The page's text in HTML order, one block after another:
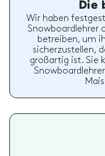
Die
Wir haben
Snowboardlehrer
betreiben, um
sicherzustellen,
großartig ist. Sie